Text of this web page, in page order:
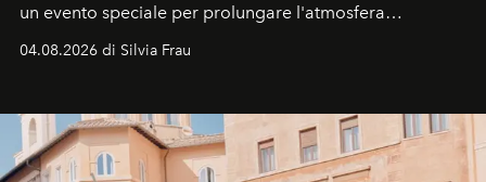
un evento speciale per prolungare l'atmosfera
04.08.2026 di Silvia Frau